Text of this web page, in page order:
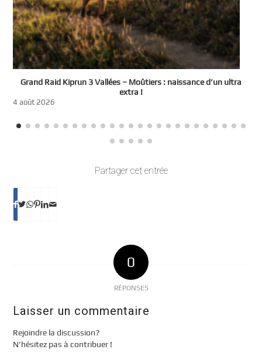
Grand Raid Kiprun 3 Vallées – Moûtiers : naissance d’un ultra
extra !
4 août 2026
Partager cet entrée
0
RÉPONSES
Laisser un commentaire
Rejoindre la discussion?
N’hésitez pas à contribuer !